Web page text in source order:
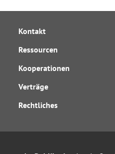
Kontakt
Ressourcen
Kooperationen
Verträge
Rechtliches